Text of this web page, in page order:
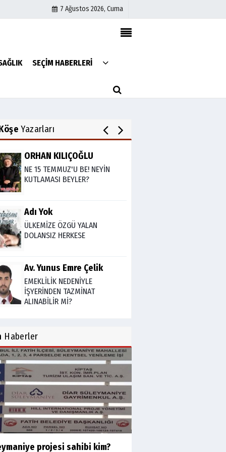
7 Ağustos 2026, Cuma
SEÇİM HABERLERİ
Künye
Çerez Politikası
Yazarları
FARELERİ DİNLEMEYİN!..
Abdullah Gözaydın
ORHAN KILIÇOĞLU
NE 15 TEMMUZ'U BE! NEYİN
KUTLAMASI BEYLER?
Adı Yok
ÜLKEMİZE ÖZGÜ YALAN
DOLANSIZ HERKESE
Av. Yunus Emre Çelik
EMEKLİLİK NEDENİYLE
İŞYERİNDEN TAZMİNAT
ALINABİLİR Mİ?
TÜRK DEVLETLERİ TEŞKİLATI'NI
ANLAMAK
M. Şevket Atalay
Nüfus ve Seçmen sayıları
tutarsızlığı
Misafir Yazar
Yapay zekâ platformlarında
Haberler
projesi sahibi kim?